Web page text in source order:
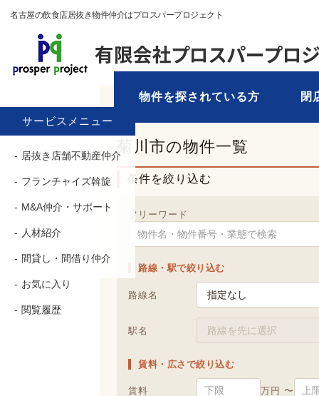
名古屋の飲食店居抜き物件仲介はプロスパープロジェクト
物件を探されている方 閉
菊川市の物件一覧
条件を絞り込む
フリーワード
路線・駅で絞り込む
路線名
駅名
賃料・広さで絞り込む
賃料 万円 〜
サービスメニュー
居抜き店舗不動産仲介
フランチャイズ斡旋
M&A仲介・サポート
人材紹介
間貸し・間借り仲介
お気に入り
閲覧履歴